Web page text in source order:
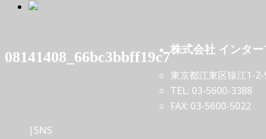
08141408_66bc3bbff19c7
株式会社 インタ
東京都江東区猿江1-2-
TEL: 03-5600-3388
FAX: 03-5600-5022
|SNS